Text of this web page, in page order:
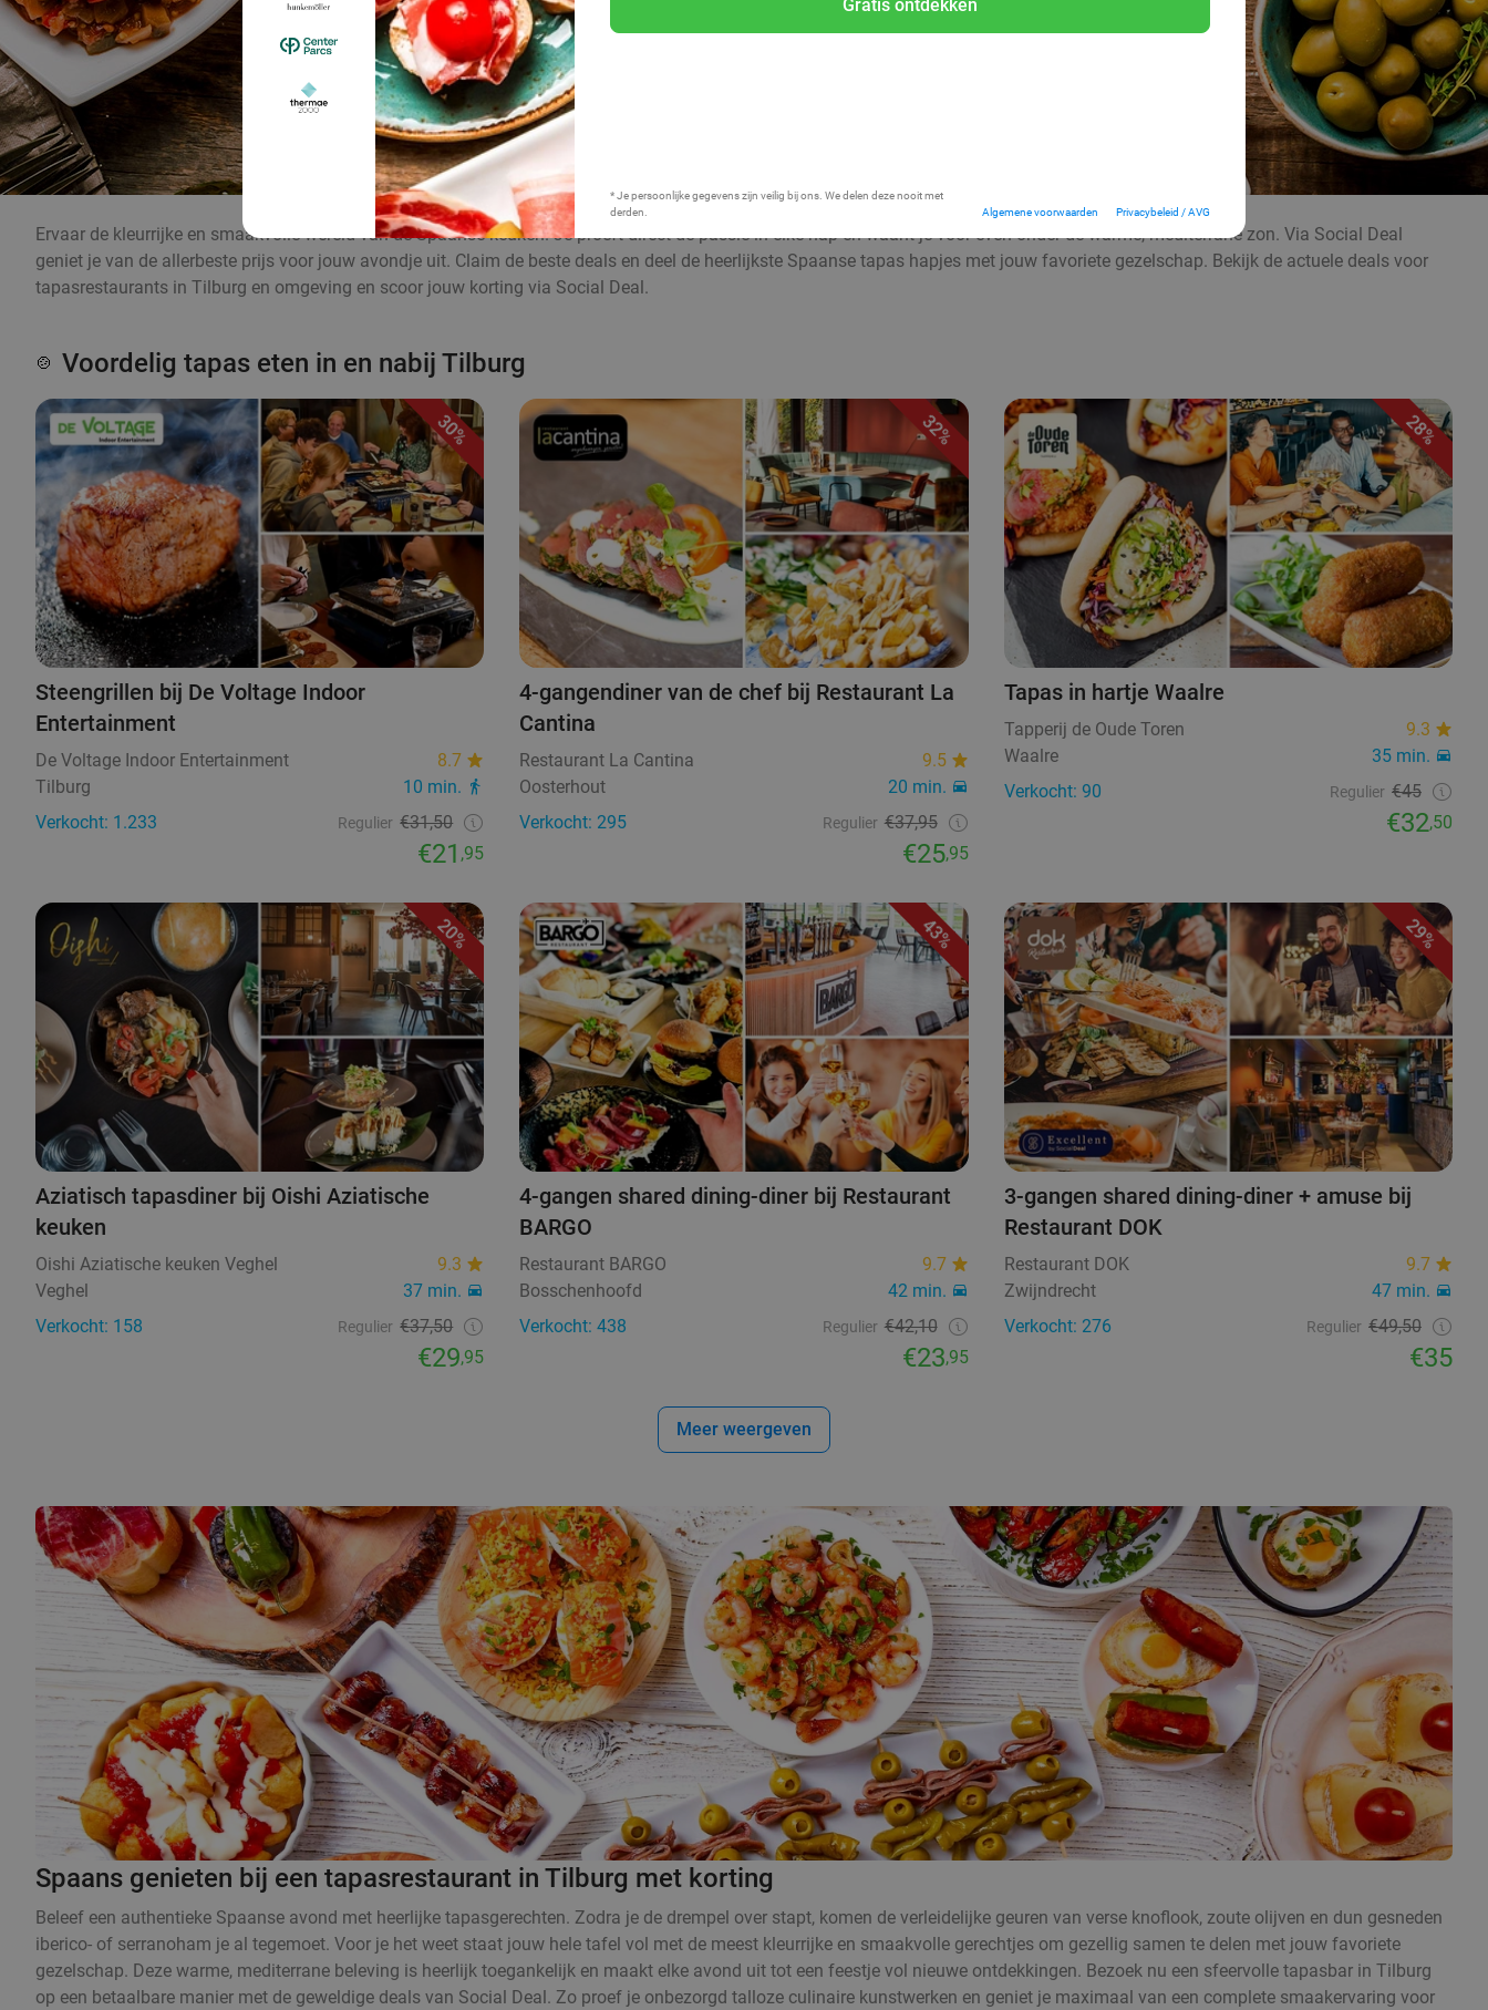
Gratis ontdekken
* Je persoonlijke gegevens zijn veilig bij ons. We delen deze nooit met
derden.
Algemene voorwaarden Privacybeleid / AVG
Ervaar de kleurrijke en smaakvolle wereld van de Spaanse keuken. Je proeft direct de passie in elke hap en waant je voor even onder de warme, mediterrane zon. Via Social Deal
geniet je van de allerbeste prijs voor jouw avondje uit. Claim de beste deals en deel de heerlijkste Spaanse tapas hapjes met jouw favoriete gezelschap. Bekijk de actuele deals voor
tapasrestaurants in Tilburg en omgeving en scoor jouw korting via Social Deal.
🍲 Voordelig tapas eten in en nabij Tilburg
30%
Steengrillen bij De Voltage Indoor
Entertainment
De Voltage Indoor Entertainment
8.7
Tilburg
10 min.
Verkocht: 1.233
Regulier €31,50
€21,95
32%
4-gangendiner van de chef bij Restaurant La
Cantina
Restaurant La Cantina
9.5
Oosterhout
20 min.
Verkocht: 295
Regulier €37,95
€25,95
28%
Tapas in hartje Waalre
Tapperij de Oude Toren
9.3
Waalre
35 min.
Verkocht: 90
Regulier €45
€32,50
20%
Aziatisch tapasdiner bij Oishi Aziatische
keuken
Oishi Aziatische keuken Veghel
9.3
Veghel
37 min.
Verkocht: 158
Regulier €37,50
€29,95
43%
4-gangen shared dining-diner bij Restaurant
BARGO
Restaurant BARGO
9.7
Bosschenhoofd
42 min.
Verkocht: 438
Regulier €42,10
€23,95
29%
3-gangen shared dining-diner + amuse bij
Restaurant DOK
Restaurant DOK
9.7
Zwijndrecht
47 min.
Verkocht: 276
Regulier €49,50
€35
Meer weergeven
Spaans genieten bij een tapasrestaurant in Tilburg met korting
Beleef een authentieke Spaanse avond met heerlijke tapasgerechten. Zodra je de drempel over stapt, komen de verleidelijke geuren van verse knoflook, zoute olijven en dun gesneden
iberico- of serranoham je al tegemoet. Voor je het weet staat jouw hele tafel vol met de meest kleurrijke en smaakvolle gerechtjes om gezellig samen te delen met jouw favoriete
gezelschap. Deze warme, mediterrane beleving is heerlijk toegankelijk en maakt elke avond uit tot een feestje vol nieuwe ontdekkingen. Bezoek nu een sfeervolle tapasbar in Tilburg
op een betaalbare manier met de geweldige deals van Social Deal. Zo proef je onbezorgd talloze culinaire kunstwerken en geniet je maximaal van een complete smaakervaring voor